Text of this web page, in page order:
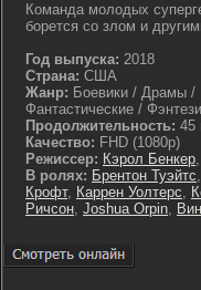
Команда молодых
борется со злом и
Год выпуска: 2018
Страна: США
Жанр: Боевики / Драмы /
Фантастические /
Продолжительность: 45
Качество: FHD (1080p)
Режиссер: Кэрол Бенкер,
В ролях: Брентон Туэйтс,
Крофт, Каррен Уолтерс,
Ричсон, Joshua Orpin,